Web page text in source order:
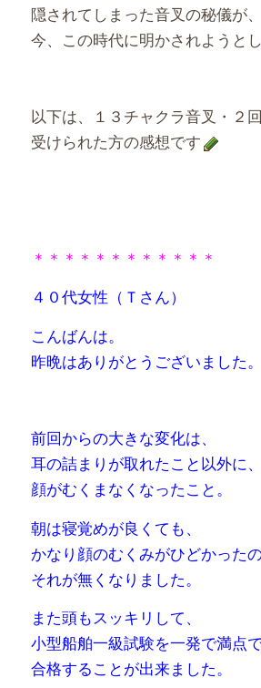
隠されてしまった音叉の秘儀が、
今、この時代に明かされようとし
以下は、１３チャクラ音叉・２
受けられた方の感想です
＊＊＊＊＊＊＊＊＊＊＊＊
４０代女性（Ｔさん）
こんばんは。
昨晩はありがとうございました。
前回からの大きな変化は、
耳の詰まりが取れたこと以外に、
顔がむくまなくなったこと。
朝は寝覚めが良くても、
かなり顔のむくみがひどかったの
それが無くなりました。
また頭もスッキリして、
小型船舶一級試験を一発で満点
合格することが出来ました。